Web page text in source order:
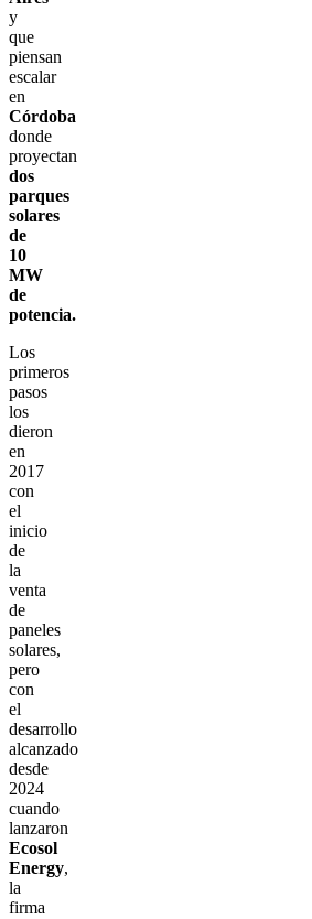
y
que
piensan
escalar
en
Córdoba
donde
proyectan
dos
parques
solares
de
10
MW
de
potencia.
Los
primeros
pasos
los
dieron
en
2017
con
el
inicio
de
la
venta
de
paneles
solares,
pero
con
el
desarrollo
alcanzado
desde
2024
cuando
lanzaron
Ecosol
Energy,
la
firma